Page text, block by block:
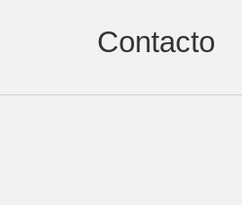
Contacto